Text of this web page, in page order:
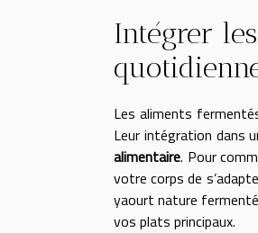
Intégrer
Les aliments
Leur intégration dans
alimentaire. Pour
votre corps de
yaourt nature
vos plats principaux.